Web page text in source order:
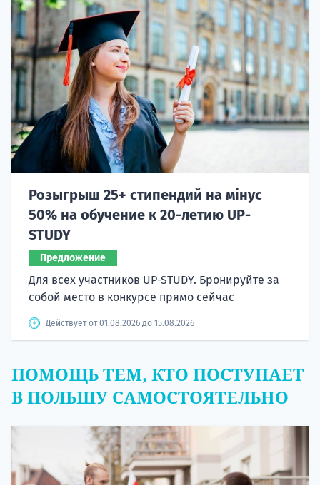
Розыгрыш 25+ стипендий на мінус
50% на обучение к 20-летию UP-
STUDY
Предложение
Для всех участников UP-STUDY. Бронируйте за
собой место в конкурсе прямо сейчас
Действует от 01.08.2026 до 15.08.2026
ПОМОЩЬ ТЕМ, КТО ПОСТУПАЕТ
В ПОЛЬШУ САМОСТОЯТЕЛЬНО